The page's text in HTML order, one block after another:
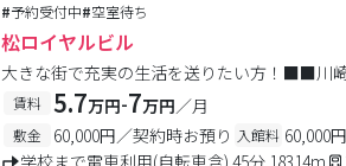
#予約受付中#空室待ち
松ロイヤルビル
大きな街で充実の生活を送りたい方！■■川
賃料 5.7万円-7万円／月
敷金 60,000円／契約時お預り 入館料 60,000
学校まで電車利用(自転車含) 45分 18314m